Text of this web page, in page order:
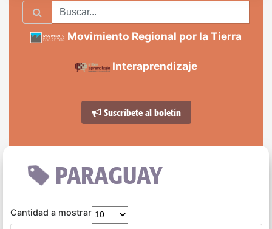
Movimiento Regional por la Tierra
Interaprendizaje
Suscríbete al boletín
PARAGUAY
Cantidad a mostrar